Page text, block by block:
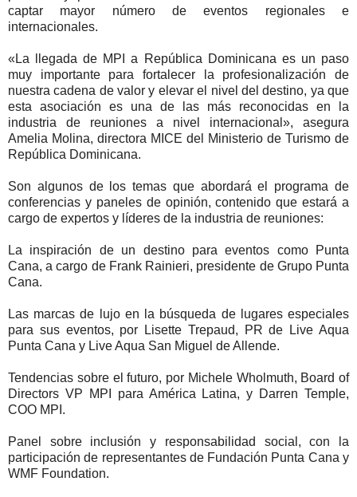
captar mayor número de eventos regionales e
internacionales.
«La llegada de MPI a República Dominicana es un paso
muy importante para fortalecer la profesionalización de
nuestra cadena de valor y elevar el nivel del destino, ya que
esta asociación es una de las más reconocidas en la
industria de reuniones a nivel internacional», asegura
Amelia Molina, directora MICE del Ministerio de Turismo de
República Dominicana.
Son algunos de los temas que abordará el programa de
conferencias y paneles de opinión, contenido que estará a
cargo de expertos y líderes de la industria de reuniones:
La inspiración de un destino para eventos como Punta
Cana, a cargo de Frank Rainieri, presidente de Grupo Punta
Cana.
Las marcas de lujo en la búsqueda de lugares especiales
para sus eventos, por Lisette Trepaud, PR de Live Aqua
Punta Cana y Live Aqua San Miguel de Allende.
Tendencias sobre el futuro, por Michele Wholmuth, Board of
Directors VP MPI para América Latina, y Darren Temple,
COO MPI.
Panel sobre inclusión y responsabilidad social, con la
participación de representantes de Fundación Punta Cana y
WMF Foundation.